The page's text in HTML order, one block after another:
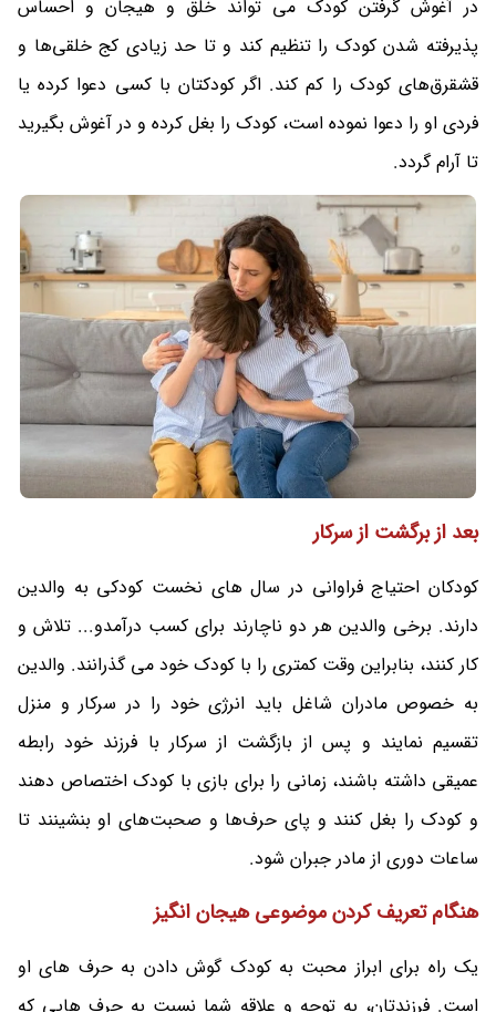
در آغوش گرفتن کودک می تواند خلق و هیجان و احساس
پذیرفته شدن کودک را تنظیم کند و تا حد زیادی کج خلقی‌ها و
قشقرق‌های کودک را کم کند. اگر کودکتان با کسی دعوا کرده یا
فردی او را دعوا نموده است، کودک را بغل کرده و در آغوش بگیرید
تا آرام گردد.
بعد از برگشت از سرکار
کودکان احتیاج فراوانی در سال های نخست کودکی به والدین
دارند. برخی والدین هر دو ناچارند برای کسب درآمدو... تلاش و
کار کنند، بنابراین وقت کمتری را با کودک خود می گذرانند. والدین
به خصوص مادران شاغل باید انرژی خود را در سرکار و منزل
تقسیم نمایند و پس از بازگشت از سرکار با فرزند خود رابطه
عمیقی داشته باشند، زمانی را برای بازی با کودک اختصاص دهند
و کودک را بغل کنند و پای حرف‌ها و صحبت‌های او بنشینند تا
ساعات دوری از مادر جبران شود.
هنگام تعریف کردن موضوعی هیجان انگیز
یک راه برای ابراز محبت به کودک گوش دادن به حرف های او
است. فرزندتان، به توجه و علاقه شما نسبت به حرف هایی که